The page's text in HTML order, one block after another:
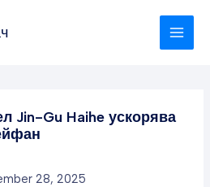
Jin-Gu Haihe ускорява
28, 2025